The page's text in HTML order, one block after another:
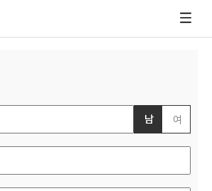
남 여